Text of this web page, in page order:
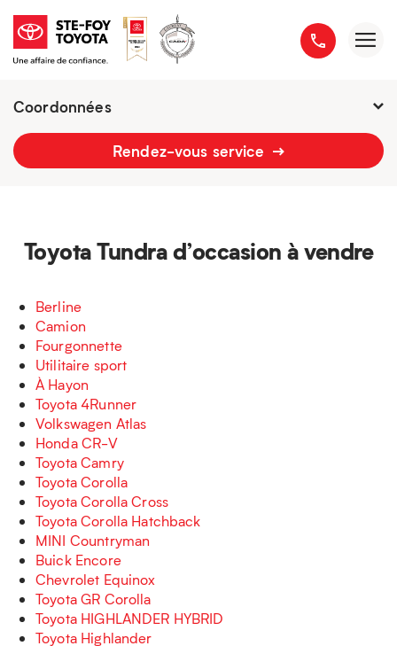
Coordonnées
Présentement ouvert jusqu'à 18h
Rendez-vous service
Toyota Tundra d’occasion à vendre
Berline
Camion
Fourgonnette
Utilitaire sport
À Hayon
Toyota 4Runner
Volkswagen Atlas
Honda CR-V
Toyota Camry
Toyota Corolla
Toyota Corolla Cross
Toyota Corolla Hatchback
MINI Countryman
Buick Encore
Chevrolet Equinox
Toyota GR Corolla
Toyota HIGHLANDER HYBRID
Toyota Highlander